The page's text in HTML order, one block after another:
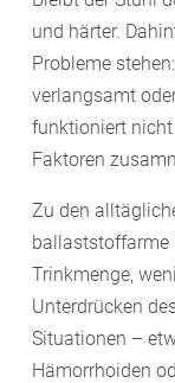
und härter.
Probleme
verlangsamt
funktioniert
Faktoren
Zu den
ballaststoffarme
Trinkmenge,
Unterdrücken
Situationen –
Hämorrhoiden